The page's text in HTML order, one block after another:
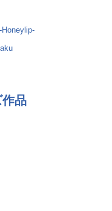
Honeylip-
作品